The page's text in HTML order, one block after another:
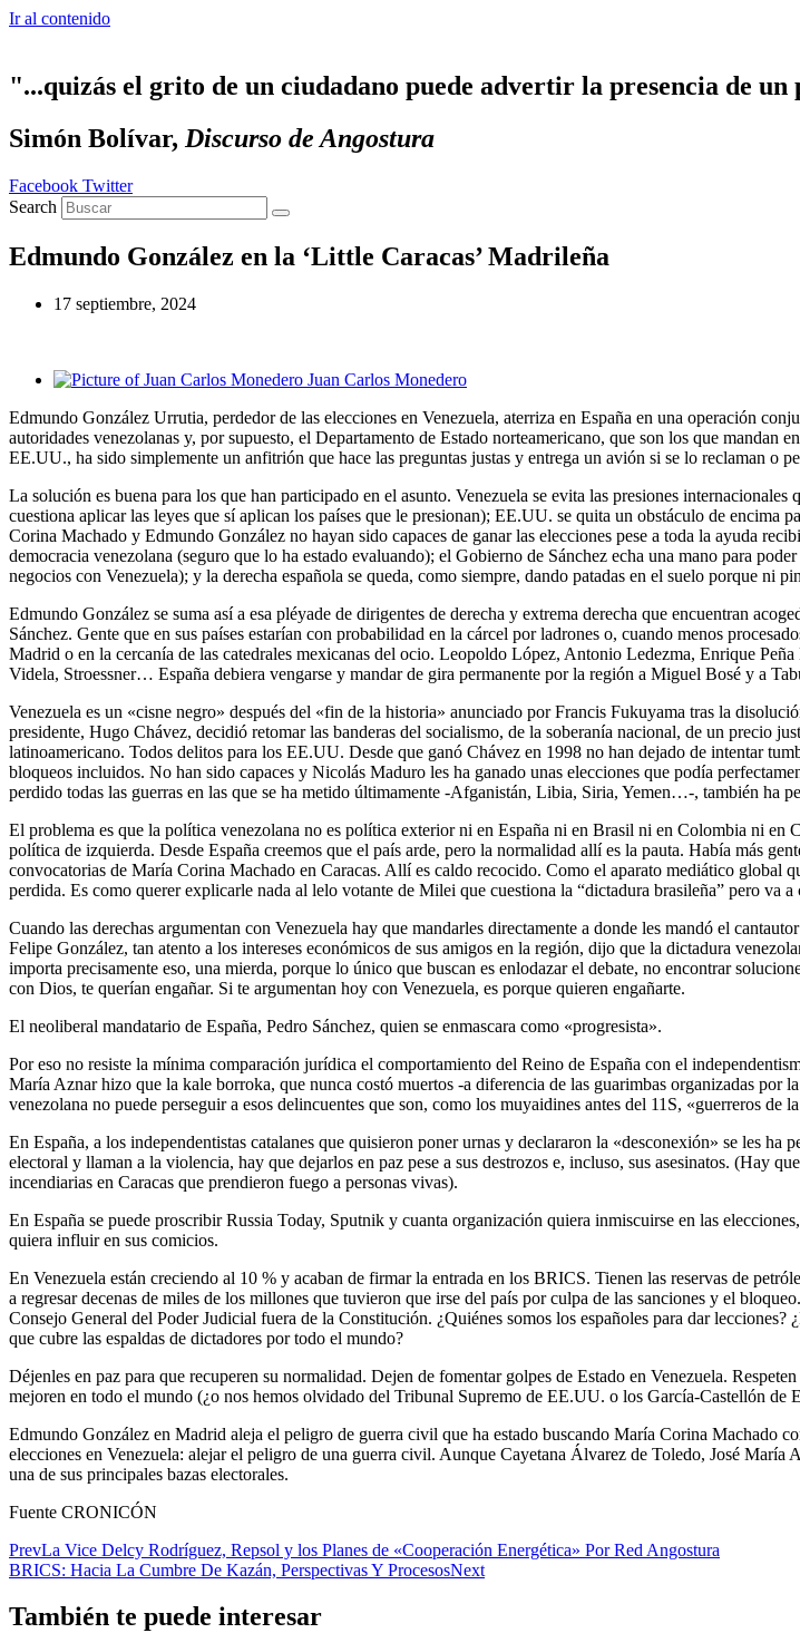
Ir al contenido
"...quizás el grito de un ciudadano puede advertir la presencia de
Simón Bolívar, Discurso de Angostura
Facebook Twitter
Search
Edmundo González en la ‘Little Caracas’ Madrileña
17 septiembre, 2024
Juan Carlos Monedero
Edmundo González Urrutia, perdedor de las elecciones en Venezuela, aterriza en España en una operación
autoridades venezolanas y, por supuesto, el Departamento de Estado norteamericano, que son los que
EE.UU., ha sido simplemente un anfitrión que hace las preguntas justas y entrega un avión si se lo reclaman o
La solución es buena para los que han participado en el asunto. Venezuela se evita las presiones
cuestiona aplicar las leyes que sí aplican los países que le presionan); EE.UU. se quita un obstáculo de encima
Corina Machado y Edmundo González no hayan sido capaces de ganar las elecciones pese a toda la ayuda
democracia venezolana (seguro que lo ha estado evaluando); el Gobierno de Sánchez echa una mano para
negocios con Venezuela); y la derecha española se queda, como siempre, dando patadas en el suelo porque ni
Edmundo González se suma así a esa pléyade de dirigentes de derecha y extrema derecha que encuentran
Sánchez. Gente que en sus países estarían con probabilidad en la cárcel por ladrones o, cuando menos
Madrid o en la cercanía de las catedrales mexicanas del ocio. Leopoldo López, Antonio Ledezma, Enrique
Videla, Stroessner… España debiera vengarse y mandar de gira permanente por la región a Miguel Bosé y a
Venezuela es un «cisne negro» después del «fin de la historia» anunciado por Francis Fukuyama tras la
presidente, Hugo Chávez, decidió retomar las banderas del socialismo, de la soberanía nacional, de un precio
latinoamericano. Todos delitos para los EE.UU. Desde que ganó Chávez en 1998 no han dejado de intentar
bloqueos incluidos. No han sido capaces y Nicolás Maduro les ha ganado unas elecciones que podía
perdido todas las guerras en las que se ha metido últimamente -Afganistán, Libia, Siria, Yemen…-, también ha
El problema es que la política venezolana no es política exterior ni en España ni en Brasil ni en Colombia ni
política de izquierda. Desde España creemos que el país arde, pero la normalidad allí es la pauta. Había más
convocatorias de María Corina Machado en Caracas. Allí es caldo recocido. Como el aparato mediático global
perdida. Es como querer explicarle nada al lelo votante de Milei que cuestiona la “dictadura brasileña” pero va
Cuando las derechas argumentan con Venezuela hay que mandarles directamente a donde les mandó el
Felipe González, tan atento a los intereses económicos de sus amigos en la región, dijo que la dictadura
importa precisamente eso, una mierda, porque lo único que buscan es enlodazar el debate, no encontrar
con Dios, te querían engañar. Si te argumentan hoy con Venezuela, es porque quieren engañarte.
El neoliberal mandatario de España, Pedro Sánchez, quien se enmascara como «progresista».
Por eso no resiste la mínima comparación jurídica el comportamiento del Reino de España con el
María Aznar hizo que la kale borroka, que nunca costó muertos -a diferencia de las guarimbas organizadas
venezolana no puede perseguir a esos delincuentes que son, como los muyaidines antes del 11S, «guerreros de
En España, a los independentistas catalanes que quisieron poner urnas y declararon la «desconexión» se les
electoral y llaman a la violencia, hay que dejarlos en paz pese a sus destrozos e, incluso, sus asesinatos. (Hay
incendiarias en Caracas que prendieron fuego a personas vivas).
En España se puede proscribir Russia Today, Sputnik y cuanta organización quiera inmiscuirse en las
quiera influir en sus comicios.
En Venezuela están creciendo al 10 % y acaban de firmar la entrada en los BRICS. Tienen las reservas de
a regresar decenas de miles de los millones que tuvieron que irse del país por culpa de las sanciones y el
Consejo General del Poder Judicial fuera de la Constitución. ¿Quiénes somos los españoles para dar
que cubre las espaldas de dictadores por todo el mundo?
Déjenles en paz para que recuperen su normalidad. Dejen de fomentar golpes de Estado en Venezuela.
mejoren en todo el mundo (¿o nos hemos olvidado del Tribunal Supremo de EE.UU. o los García-Castellón de
Edmundo González en Madrid aleja el peligro de guerra civil que ha estado buscando María Corina Machado
elecciones en Venezuela: alejar el peligro de una guerra civil. Aunque Cayetana Álvarez de Toledo, José
una de sus principales bazas electorales.
Fuente CRONICÓN
PrevLa Vice Delcy Rodríguez, Repsol y los Planes de «Cooperación Energética» Por Red Angostura
BRICS: Hacia La Cumbre De Kazán, Perspectivas Y ProcesosNext
También te puede interesar